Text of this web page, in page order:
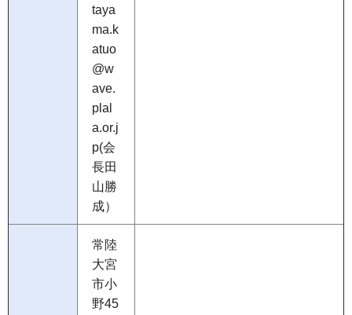
taya
ma.k
atuo
@w
ave.
plal
a.or.j
p(会
長田
山勝
成）
常陸
大宮
市小
野45